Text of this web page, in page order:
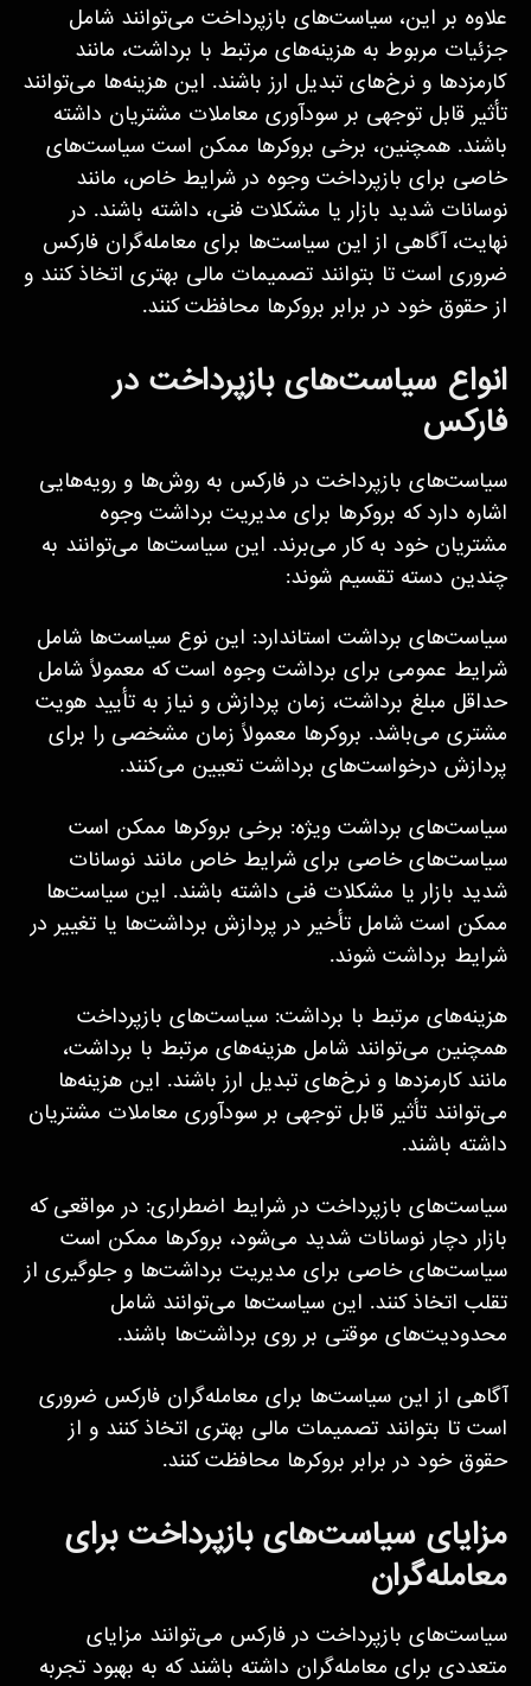
علاوه بر این، سیاست‌های بازپرداخت می‌توانند شامل
جزئیات مربوط به هزینه‌های مرتبط با برداشت، مانند
کارمزدها و نرخ‌های تبدیل ارز باشند. این هزینه‌ها می‌توانند
تأثیر قابل توجهی بر سودآوری معاملات مشتریان داشته
باشند. همچنین، برخی بروکرها ممکن است سیاست‌های
خاصی برای بازپرداخت وجوه در شرایط خاص، مانند
نوسانات شدید بازار یا مشکلات فنی، داشته باشند. در
نهایت، آگاهی از این سیاست‌ها برای معامله‌گران فارکس
ضروری است تا بتوانند تصمیمات مالی بهتری اتخاذ کنند و
از حقوق خود در برابر بروکرها محافظت کنند.
انواع سیاست‌های بازپرداخت در
فارکس
سیاست‌های بازپرداخت در فارکس به روش‌ها و رویه‌هایی
اشاره دارد که بروکرها برای مدیریت برداشت وجوه
مشتریان خود به کار می‌برند. این سیاست‌ها می‌توانند به
چندین دسته تقسیم شوند:
سیاست‌های برداشت استاندارد: این نوع سیاست‌ها شامل
شرایط عمومی برای برداشت وجوه است که معمولاً شامل
حداقل مبلغ برداشت، زمان پردازش و نیاز به تأیید هویت
مشتری می‌باشد. بروکرها معمولاً زمان مشخصی را برای
پردازش درخواست‌های برداشت تعیین می‌کنند.
سیاست‌های برداشت ویژه: برخی بروکرها ممکن است
سیاست‌های خاصی برای شرایط خاص مانند نوسانات
شدید بازار یا مشکلات فنی داشته باشند. این سیاست‌ها
ممکن است شامل تأخیر در پردازش برداشت‌ها یا تغییر در
شرایط برداشت شوند.
هزینه‌های مرتبط با برداشت: سیاست‌های بازپرداخت
همچنین می‌توانند شامل هزینه‌های مرتبط با برداشت،
مانند کارمزدها و نرخ‌های تبدیل ارز باشند. این هزینه‌ها
می‌توانند تأثیر قابل توجهی بر سودآوری معاملات مشتریان
داشته باشند.
سیاست‌های بازپرداخت در شرایط اضطراری: در مواقعی که
بازار دچار نوسانات شدید می‌شود، بروکرها ممکن است
سیاست‌های خاصی برای مدیریت برداشت‌ها و جلوگیری از
تقلب اتخاذ کنند. این سیاست‌ها می‌توانند شامل
محدودیت‌های موقتی بر روی برداشت‌ها باشند.
آگاهی از این سیاست‌ها برای معامله‌گران فارکس ضروری
است تا بتوانند تصمیمات مالی بهتری اتخاذ کنند و از
حقوق خود در برابر بروکرها محافظت کنند.
مزایای سیاست‌های بازپرداخت برای
معامله‌گران
سیاست‌های بازپرداخت در فارکس می‌توانند مزایای
متعددی برای معامله‌گران داشته باشند که به بهبود تجربه